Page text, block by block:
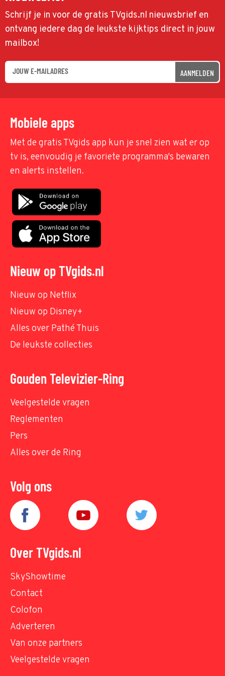
Schrijf je in voor de gratis TVgids.nl nieuwsbrief en
ontvang iedere dag de leukste kijktips direct in jouw
mailbox!
AANMELDEN
Mobiele apps
Met de gratis TVgids app kun je snel zien wat er op
tv is, eenvoudig je favoriete programma's bewaren
en alerts instellen.
Nieuw op TVgids.nl
Nieuw op Netflix
Nieuw op Disney+
Alles over Pathé Thuis
De leukste collecties
Gouden Televizier-Ring
Veelgestelde vragen
Reglementen
Pers
Alles over de Ring
Volg ons
Over TVgids.nl
SkyShowtime
Contact
Colofon
Adverteren
Van onze partners
Veelgestelde vragen